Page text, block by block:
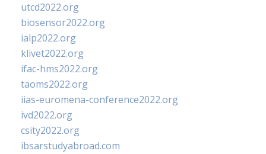
utcd2022.org
biosensor2022.org
ialp2022.org
klivet2022.org
ifac-hms2022.org
taoms2022.org
iias-euromena-conference2022.org
ivd2022.org
csity2022.org
ibsarstudyabroad.com